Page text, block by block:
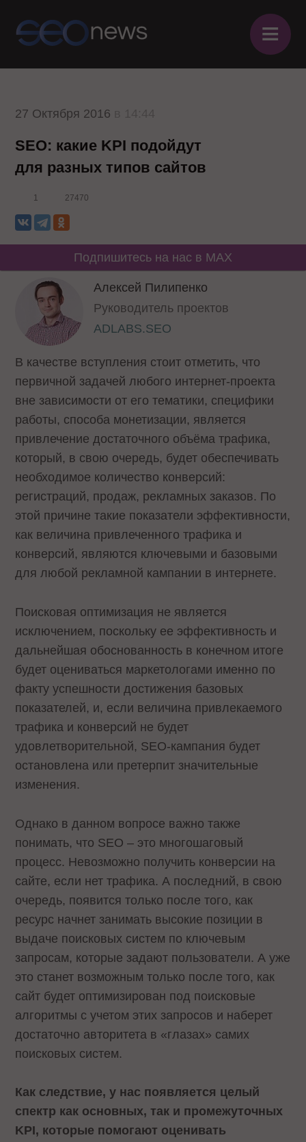
≡
27 Октября 2016
SEO: какие KPI подойдут
для разных типов сайтов
1 27470
Подпишитесь на нас в MAX
Алексей Пилипенко
Руководитель проектов
ADLABS.SEO
В качестве вступления стоит отметить, что
первичной задачей любого интернет-проекта
вне зависимости от его тематики, специфики
работы, способа монетизации, является
привлечение достаточного объёма трафика,
который, в свою очередь, будет обеспечивать
необходимое количество конверсий:
регистраций, продаж, рекламных заказов. По
этой причине такие показатели эффективности,
как величина привлеченного трафика и
конверсий, являются ключевыми и базовыми
для любой рекламной кампании в интернете.
Поисковая оптимизация не является
исключением, поскольку ее эффективность и
дальнейшая обоснованность в конечном итоге
будет оцениваться маркетологами именно по
факту успешности достижения базовых
показателей, и, если величина привлекаемого
трафика и конверсий не будет
удовлетворительной, SEO-кампания будет
остановлена или претерпит значительные
изменения.
Однако в данном вопросе важно также
понимать, что SEO – это многошаговый
процесс. Невозможно получить конверсии на
сайте, если нет трафика. А последний, в свою
очередь, появится только после того, как
ресурс начнет занимать высокие позиции в
выдаче поисковых систем по ключевым
запросам, которые задают пользователи. А уже
это станет возможным только после того, как
сайт будет оптимизирован под поисковые
алгоритмы с учетом этих запросов и наберет
достаточно авторитета в «глазах» самих
поисковых систем.
Как следствие, у нас появляется целый
спектр как основных, так и промежуточных
KPI, которые помогают оценивать